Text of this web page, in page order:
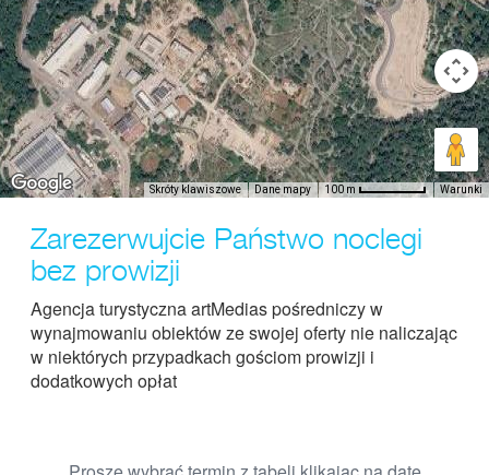
Skróty klawiszowe Dane mapy 100 m Warunki
Zarezerwujcie Państwo noclegi
bez prowizji
Agencja turystyczna artMedias pośredniczy w
wynajmowaniu obiektów ze swojej oferty nie naliczając
w niektórych przypadkach gościom prowizji i
dodatkowych opłat